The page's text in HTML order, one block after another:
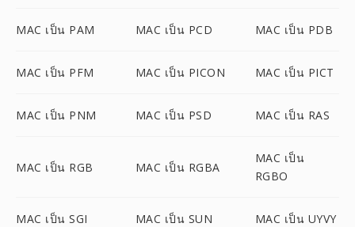
MAC เป็น PAM MAC เป็น PCD MAC เป็น PDB
MAC เป็น PFM MAC เป็น PICON MAC เป็น PICT
MAC เป็น PNM MAC เป็น PSD MAC เป็น RAS
MAC เป็น RGB MAC เป็น RGBA
MAC เป็น
RGBO
MAC เป็น SGI MAC เป็น SUN MAC เป็น UYVY